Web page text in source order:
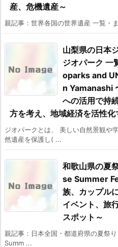
産、危機遺産～
親記事：世界各国の世界遺産 一覧・
山梨県の日本
ジオパーク 一
oparks and
n Yamanashi
への活用で持
方を考え、地域経済を活性
ジオパークとは、 美しい自然景観や
然遺産を保護し( ...
和歌山県の夏
se Summer
族、カップル
イベント、旅
スポット～
親記事：日本全国・都道府県の夏祭
Summ ...